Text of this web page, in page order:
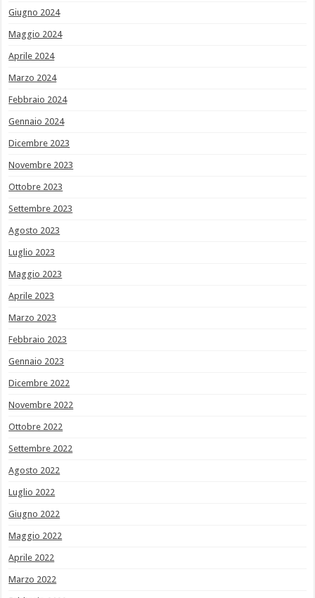
Giugno 2024
Maggio 2024
Aprile 2024
Marzo 2024
Febbraio 2024
Gennaio 2024
Dicembre 2023
Novembre 2023
Ottobre 2023
Settembre 2023
Agosto 2023
Luglio 2023
Maggio 2023
Aprile 2023
Marzo 2023
Febbraio 2023
Gennaio 2023
Dicembre 2022
Novembre 2022
Ottobre 2022
Settembre 2022
Agosto 2022
Luglio 2022
Giugno 2022
Maggio 2022
Aprile 2022
Marzo 2022